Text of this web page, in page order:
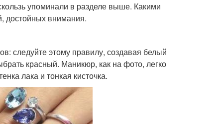
упоминали в разделе выше. Какими
достойных внимания.
следуйте этому правилу, создавая белый
красный. Маникюр, как на фото, легко
лака и тонкая кисточка.